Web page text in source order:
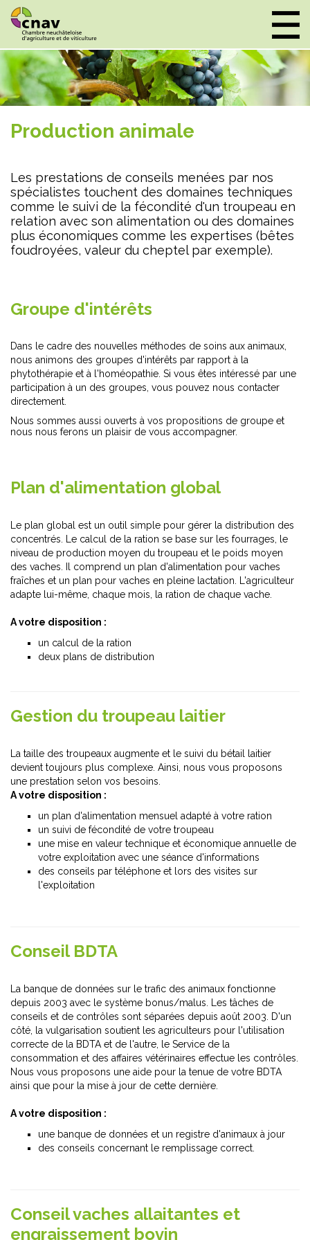
Production animale
Les prestations de conseils menées par nos
spécialistes touchent des domaines techniques
comme le suivi de la fécondité d'un troupeau en
relation avec son alimentation ou des domaines
plus économiques comme les expertises (bêtes
foudroyées, valeur du cheptel par exemple).
Groupe d'intérêts
Dans le cadre des nouvelles méthodes de soins aux animaux,
nous animons des groupes d'intérêts par rapport à la
phytothérapie et à l'homéopathie. Si vous êtes intéressé par une
participation à un des groupes, vous pouvez nous contacter
directement.
Nous sommes aussi ouverts à vos propositions de groupe et
nous nous ferons un plaisir de vous accompagner.
Plan d'alimentation global
Le plan global est un outil simple pour gérer la distribution des
concentrés. Le calcul de la ration se base sur les fourrages, le
niveau de production moyen du troupeau et le poids moyen
des vaches. Il comprend un plan d'alimentation pour vaches
fraîches et un plan pour vaches en pleine lactation. L'agriculteur
adapte lui-même, chaque mois, la ration de chaque vache.
A votre disposition :
un calcul de la ration
deux plans de distribution
Gestion du troupeau laitier
La taille des troupeaux augmente et le suivi du bétail laitier
devient toujours plus complexe. Ainsi, nous vous proposons
une prestation selon vos besoins.
A votre disposition :
un plan d'alimentation mensuel adapté à votre ration
un suivi de fécondité de votre troupeau
une mise en valeur technique et économique annuelle de
votre exploitation avec une séance d'informations
des conseils par téléphone et lors des visites sur
l'exploitation
Conseil BDTA
La banque de données sur le trafic des animaux fonctionne
depuis 2003 avec le système bonus/malus. Les tâches de
conseils et de contrôles sont séparées depuis août 2003. D'un
côté, la vulgarisation soutient les agriculteurs pour l'utilisation
correcte de la BDTA et de l'autre, le Service de la
consommation et des affaires vétérinaires effectue les contrôles.
Nous vous proposons une aide pour la tenue de votre BDTA
ainsi que pour la mise à jour de cette dernière.
A votre disposition :
une banque de données et un registre d'animaux à jour
des conseils concernant le remplissage correct.
Conseil vaches allaitantes et
engraissement bovin
Panneau de gestion des cookies